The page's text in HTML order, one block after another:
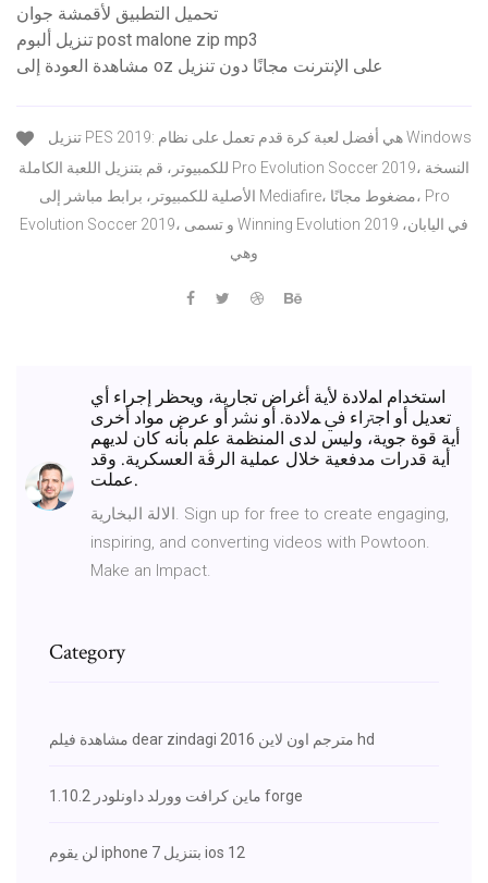
تحميل التطبيق لأقمشة جوان
تنزيل ألبوم post malone zip mp3
مشاهدة العودة إلى oz على الإنترنت مجانًا دون تنزيل
للكمبيوتر، قم بتنزيل اللعبة الكاملة Pro Evolution Soccer 2019، النسخة
الأصلية للكمبيوتر، برابط مباشر إلى Mediafire، مضغوط مجانًا، Pro
Evolution Soccer 2019، و تسمى Winning Evolution 2019 في اليابان،
وهي
اﺳﺘﺨﺪام اﻤﻟﺎدة ﻷﻳﺔ أﻏﺮاض ﺗﺠﺎرﻳﺔ، وﻳﺤﻈﺮ إﺟﺮاء أي
ﺗﻌﺪﻳﻞ أو اﺟﱰاء ﰲ ﻤﻟﺎدة. أو ﻧﴩ أو ﻋﺮض ﻣﻮاد أﺧﺮى
أﻳﺔ ﻗﻮة ﺟﻮﻳﺔ، وﻟﯿﺲ ﻟﺪى اﻟﻤﻨﻈﻤﺔ ﻋﻠﻢ ﺑﺄﻧﻪ ﻛﺎن ﻟﺪﻳﮭﻢ
أﻳﺔ ﻗﺪرات ﻣﺪﻓﻌﯿﺔ ﺧﻼل ﻋﻤﻠﯿﺔ اﻟﺮﻗﱠﺔ اﻟﻌﺴﻜﺮﻳﺔ. وﻗﺪ
ﻋﻤﻠﺖ.
الالة البخارية. Sign up for free to create engaging,
inspiring, and converting videos with Powtoon.
Make an Impact.
Category
مشاهدة فيلم dear zindagi 2016 مترجم اون لاين hd
ماين كرافت وورلد داونلودر 1.10.2 forge
لن يقوم iphone 7 بتنزيل ios 12